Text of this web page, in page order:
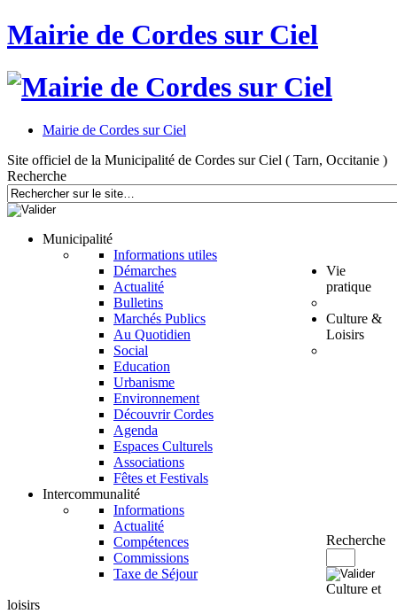
Mairie de Cordes sur Ciel
Mairie de Cordes sur Ciel
Site officiel de la Municipalité de Cordes sur Ciel ( Tarn, Occitanie )
Recherche
Municipalité
Informations utiles
Démarches
Actualité
Bulletins
Marchés Publics
Vie
pratique
Au Quotidien
Social
Education
Urbanisme
Environnement
Culture &
Loisirs
Découvrir Cordes
Agenda
Espaces Culturels
Associations
Fêtes et Festivals
Intercommunalité
Informations
Actualité
Compétences
Commissions
Taxe de Séjour
Recherche
Culture et
loisirs